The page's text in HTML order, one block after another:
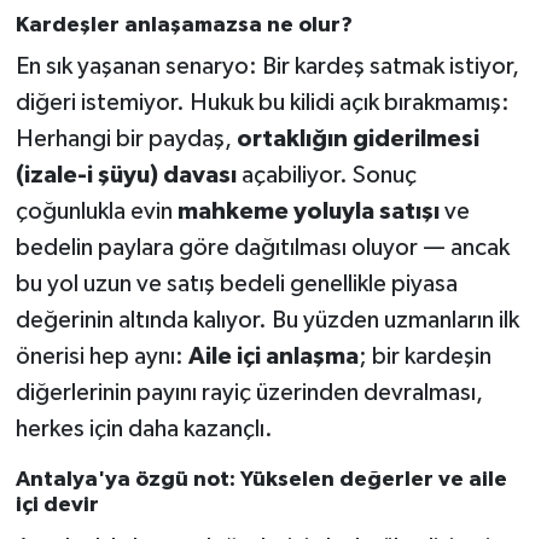
Kardeşler anlaşamazsa ne olur?
En sık yaşanan senaryo: Bir kardeş satmak istiyor,
diğeri istemiyor. Hukuk bu kilidi açık bırakmamış:
Herhangi bir paydaş, ortaklığın giderilmesi
(izale-i şüyu) davasıaçabiliyor. Sonuç
çoğunlukla evin mahkeme yoluyla satışıve
bedelin paylara göre dağıtılması oluyor — ancak
bu yol uzun ve satış bedeli genellikle piyasa
değerinin altında kalıyor. Bu yüzden uzmanların ilk
önerisi hep aynı: Aile içi anlaşma; bir kardeşin
diğerlerinin payını rayiç üzerinden devralması,
herkes için daha kazançlı.
Antalya'ya özgü not: Yükselen değerler ve aile
içi devir